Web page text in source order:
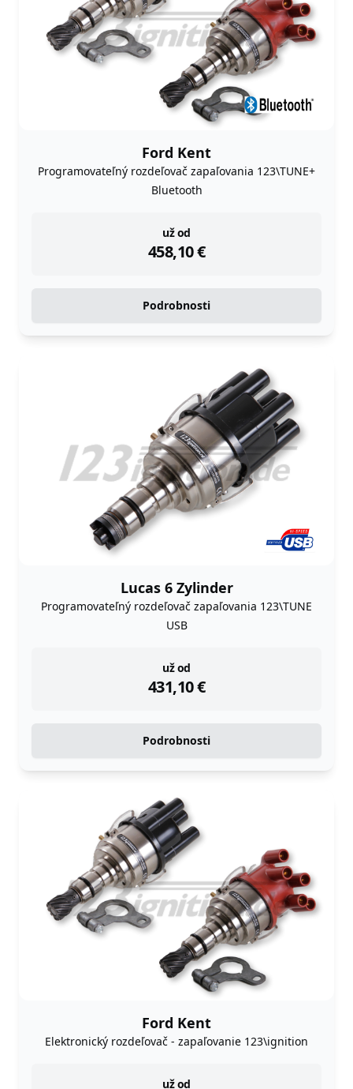
Ford Kent
Programovateľný rozdeľovač zapaľovania 123\TUNE+
Bluetooth
už od
458,10€
instock
Podrobnosti
Lucas 6 Zylinder
Programovateľný rozdeľovač zapaľovania 123\TUNE
USB
už od
431,10€
instock
Podrobnosti
Ford Kent
Elektronický rozdeľovač - zapaľovanie 123\ignition
už od